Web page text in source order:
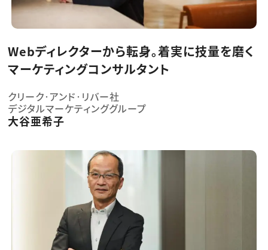
Webディレクターから転身。着実に技量を磨く
マーケティングコンサルタント
クリーク･アンド･リバー社
デジタルマーケティンググループ
大谷亜希子